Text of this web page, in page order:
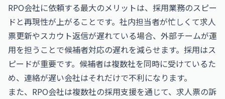
RPO会社に依頼する最大のメリットは、採用業務のスピー
ドと再現性が上がることです。社内担当者が忙しくて求人
票更新やスカウト返信が遅れている場合、外部チームが運
用を担うことで候補者対応の遅れを減らせます。採用はス
ピードが重要です。候補者は複数社を同時に受けているた
め、連絡が遅い会社はそれだけで不利になります。
また、RPO会社は複数社の採用支援を通じて、求人票の訴